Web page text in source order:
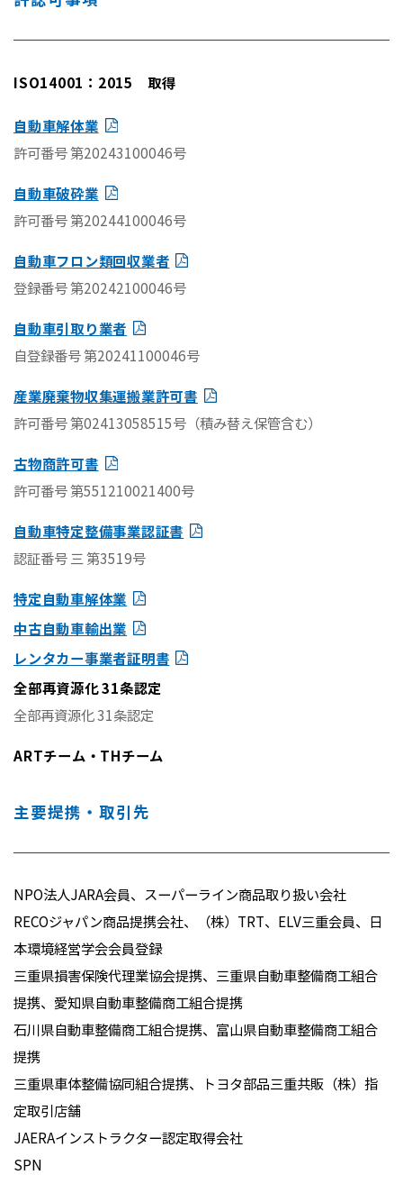
ISO14001：2015 取得
自動車解体業
許可番号 第20243100046号
自動車破砕業
許可番号 第20244100046号
自動車フロン類回収業者
登録番号 第20242100046号
自動車引取り業者
自登録番号 第20241100046号
産業廃棄物収集運搬業許可書
許可番号 第02413058515号（積み替え保管含む）
古物商許可書
許可番号 第551210021400号
自動車特定整備事業認証書
認証番号 三 第3519号
特定自動車解体業
中古自動車輸出業
レンタカー事業者証明書
全部再資源化 31条認定
全部再資源化 31条認定
ARTチーム・THチーム
主要提携・取引先
NPO法人JARA会員、スーパーライン商品取り扱い会社
RECOジャパン商品提携会社、（株）TRT、ELV三重会員、日
本環境経営学会会員登録
三重県損害保険代理業協会提携、三重県自動車整備商工組合
提携、愛知県自動車整備商工組合提携
石川県自動車整備商工組合提携、富山県自動車整備商工組合
提携
三重県車体整備協同組合提携、トヨタ部品三重共販（株）指
定取引店舗
JAERAインストラクター認定取得会社
SPN